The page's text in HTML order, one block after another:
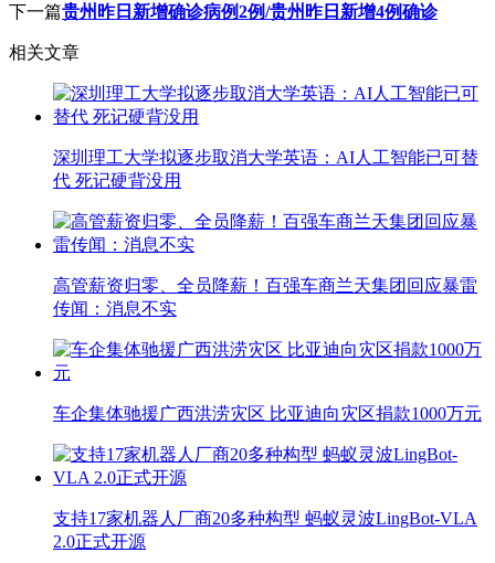
下一篇贵州昨日新增确诊病例2例/贵州昨日新增4例确诊
相关文章
深圳理工大学拟逐步取消大学英语：AI人工智能已可替
代 死记硬背没用
高管薪资归零、全员降薪！百强车商兰天集团回应暴雷
传闻：消息不实
车企集体驰援广西洪涝灾区 比亚迪向灾区捐款1000万元
支持17家机器人厂商20多种构型 蚂蚁灵波LingBot-VLA
2.0正式开源